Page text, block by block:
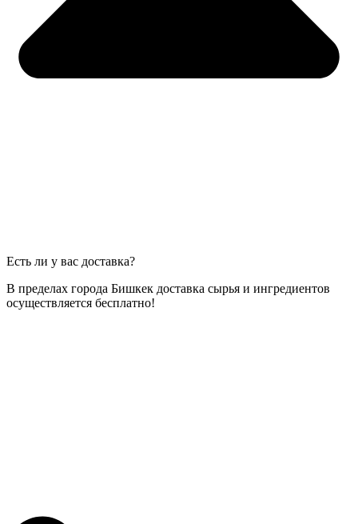
Есть ли у вас доставка?
В пределах города Бишкек доставка сырья и ингредиентов
осуществляется бесплатно!